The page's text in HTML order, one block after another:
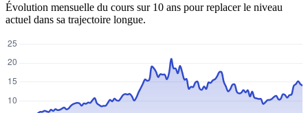
Évolution mensuelle du cours sur 10 ans pour replacer le niveau
actuel dans sa trajectoire longue.